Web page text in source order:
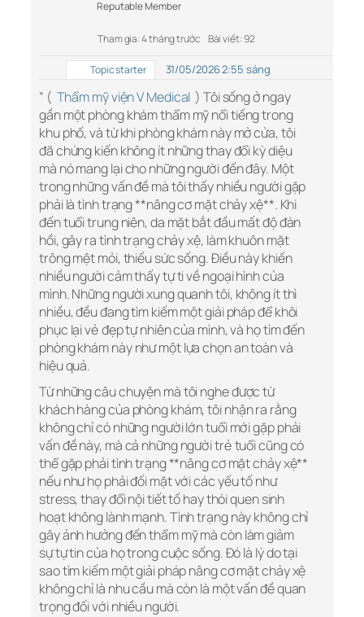
Reputable Member
Tham gia: 4 tháng trước Bài viết: 92
Topic starter 31/05/2026 2:55 sáng
” ( Thẩm mỹ viện V Medical ) Tôi sống ở ngay
gần một phòng khám thẩm mỹ nổi tiếng trong
khu phố, và từ khi phòng khám này mở cửa, tôi
đã chứng kiến không ít những thay đổi kỳ diệu
mà nó mang lại cho những người đến đây. Một
trong những vấn đề mà tôi thấy nhiều người gặp
phải là tình trạng **nâng cơ mặt chảy xệ**. Khi
đến tuổi trung niên, da mặt bắt đầu mất độ đàn
hồi, gây ra tình trạng chảy xệ, làm khuôn mặt
trông mệt mỏi, thiếu sức sống. Điều này khiến
nhiều người cảm thấy tự ti về ngoại hình của
mình. Những người xung quanh tôi, không ít thì
nhiều, đều đang tìm kiếm một giải pháp để khôi
phục lại vẻ đẹp tự nhiên của mình, và họ tìm đến
phòng khám này như một lựa chọn an toàn và
hiệu quả.
Từ những câu chuyện mà tôi nghe được từ
khách hàng của phòng khám, tôi nhận ra rằng
không chỉ có những người lớn tuổi mới gặp phải
vấn đề này, mà cả những người trẻ tuổi cũng có
thể gặp phải tình trạng **nâng cơ mặt chảy xệ**
nếu như họ phải đối mặt với các yếu tố như
stress, thay đổi nội tiết tố hay thói quen sinh
hoạt không lành mạnh. Tình trạng này không chỉ
gây ảnh hưởng đến thẩm mỹ mà còn làm giảm
sự tự tin của họ trong cuộc sống. Đó là lý do tại
sao tìm kiếm một giải pháp nâng cơ mặt chảy xệ
không chỉ là nhu cầu mà còn là một vấn đề quan
trọng đối với nhiều người.